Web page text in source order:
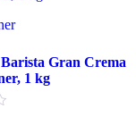
Barista Gran Crema
1 kg